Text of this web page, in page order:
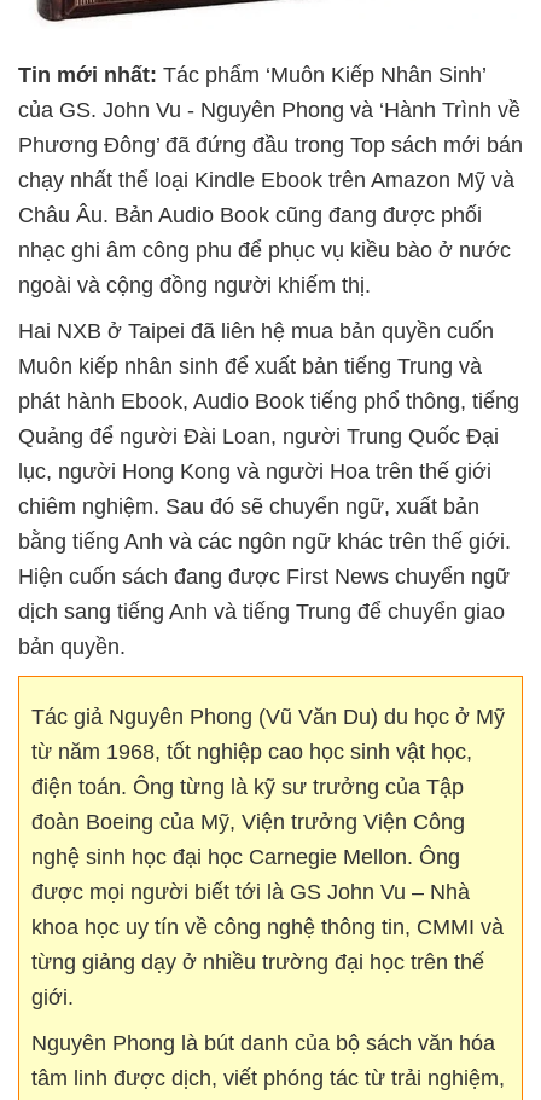
Tin mới nhất: Tác phẩm ‘Muôn Kiếp Nhân Sinh’
của GS. John Vu - Nguyên Phong và ‘Hành Trình về
Phương Đông’ đã đứng đầu trong Top sách mới bán
chạy nhất thể loại Kindle Ebook trên Amazon Mỹ và
Châu Âu. Bản Audio Book cũng đang được phối
nhạc ghi âm công phu để phục vụ kiều bào ở nước
ngoài và cộng đồng người khiếm thị.
Hai NXB ở Taipei đã liên hệ mua bản quyền cuốn
Muôn kiếp nhân sinh để xuất bản tiếng Trung và
phát hành Ebook, Audio Book tiếng phổ thông, tiếng
Quảng để người Đài Loan, người Trung Quốc Đại
lục, người Hong Kong và người Hoa trên thế giới
chiêm nghiệm. Sau đó sẽ chuyển ngữ, xuất bản
bằng tiếng Anh và các ngôn ngữ khác trên thế giới.
Hiện cuốn sách đang được First News chuyển ngữ
dịch sang tiếng Anh và tiếng Trung để chuyển giao
bản quyền.
Tác giả Nguyên Phong (Vũ Văn Du) du học ở Mỹ
từ năm 1968, tốt nghiệp cao học sinh vật học,
điện toán. Ông từng là kỹ sư trưởng của Tập
đoàn Boeing của Mỹ, Viện trưởng Viện Công
nghệ sinh học đại học Carnegie Mellon. Ông
được mọi người biết tới là GS John Vu – Nhà
khoa học uy tín về công nghệ thông tin, CMMI và
từng giảng dạy ở nhiều trường đại học trên thế
giới.
Nguyên Phong là bút danh của bộ sách văn hóa
tâm linh được dịch, viết phóng tác từ trải nghiệm,